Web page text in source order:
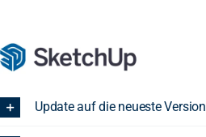
Update auf die neueste Version